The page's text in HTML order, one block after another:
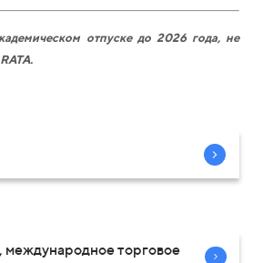
отпуске до 2026 года, не
международное торговое